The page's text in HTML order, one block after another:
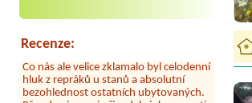
Recenze:
restaurace, kebab a další občerstvení.
hluk z repráků u stanů a absolutní
bezohlednost ostatních ubytovaných.
Přes den jsem si připadala jak na pouti-